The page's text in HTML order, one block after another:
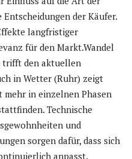
der Käufer.
langfristiger
für den Markt.Wandel
trifft den aktuellen
in Wetter (Ruhr) zeigt
mehr in einzelnen Phasen
Technische
und
sorgen dafür, dass sich
anpasst.